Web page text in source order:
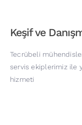
Keşif ve
Tecrübeli
servis ekiplerimiz ile
hizmeti